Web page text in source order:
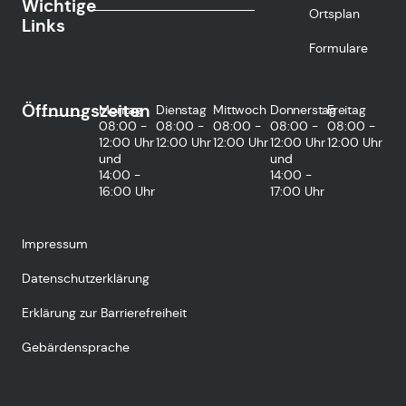
Wichtige
Links
Ortsplan
Formulare
Öffnungszeiten
Montag
08:00 -
12:00 Uhr
und
14:00 -
16:00 Uhr
Dienstag
08:00 -
12:00 Uhr
Mittwoch
08:00 -
12:00 Uhr
Donnerstag
08:00 -
12:00 Uhr
und
14:00 -
17:00 Uhr
Freitag
08:00 -
12:00 Uhr
Impressum
Datenschutzerklärung
Erklärung zur Barrierefreiheit
Gebärdensprache